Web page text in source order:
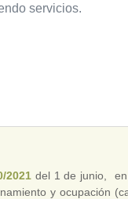
servicios.
2021del 1 de junio, en
y ocupación